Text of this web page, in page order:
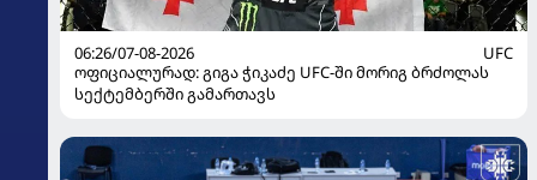
06:26/07-08-2026
UFC
ოფიციალურად: გიგა ჭიკაძე UFC-ში მორიგ ბრძოლას
სექტემბერში გამართავს